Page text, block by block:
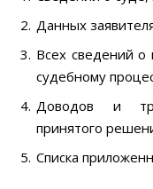
Данных
Всех сведений о
судебному
Доводов и
принятого
Списка